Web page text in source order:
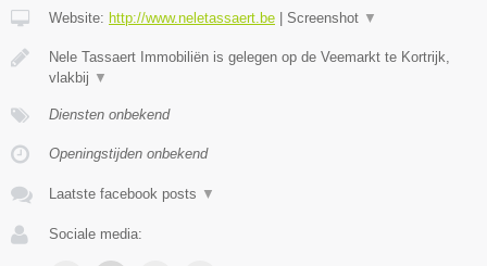
Website: http://www.neletassaert.be Screenshot ▼
Nele Tassaert Immobiliën is gelegen op de Veemarkt te Kortrijk,
vlakbij ▼
Diensten onbekend
Openingstijden onbekend
Laatste facebook posts ▼
Sociale media: